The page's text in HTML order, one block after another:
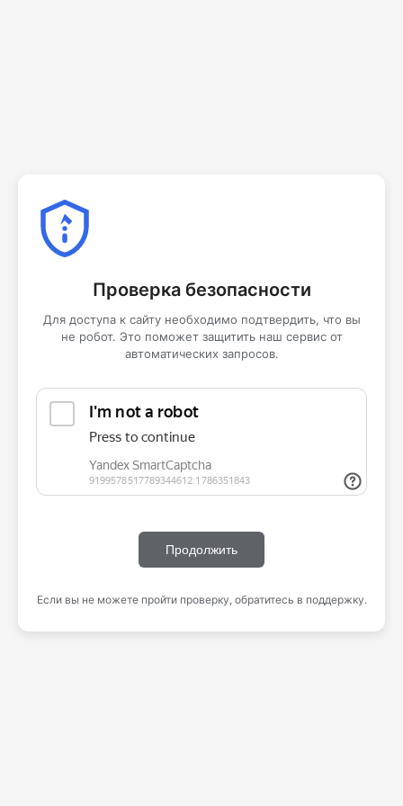
Проверка безопасности
Для доступа к сайту необходимо подтвердить, что вы
не робот. Это поможет защитить наш сервис от
автоматических запросов.
Продолжить
Если вы не можете пройти проверку, обратитесь в поддержку.